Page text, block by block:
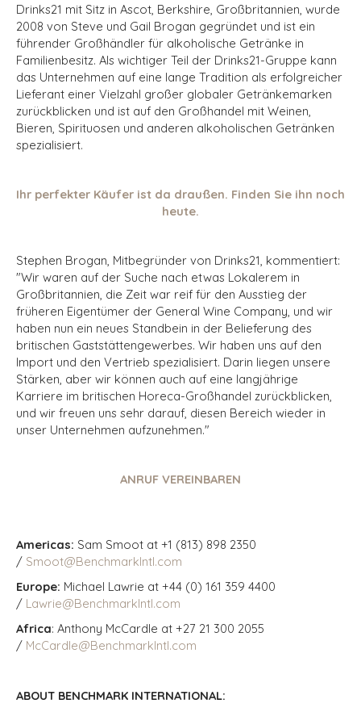
Drinks21 mit Sitz in Ascot, Berkshire, Großbritannien, wurde
2008 von Steve und Gail Brogan gegründet und ist ein
führender Großhändler für alkoholische Getränke in
Familienbesitz. Als wichtiger Teil der Drinks21-Gruppe kann
das Unternehmen auf eine lange Tradition als erfolgreicher
Lieferant einer Vielzahl großer globaler Getränkemarken
zurückblicken und ist auf den Großhandel mit Weinen,
Bieren, Spirituosen und anderen alkoholischen Getränken
spezialisiert.
Ihr perfekter Käufer ist da draußen. Finden Sie ihn noch
heute.
Stephen Brogan, Mitbegründer von Drinks21, kommentiert:
"Wir waren auf der Suche nach etwas Lokalerem in
Großbritannien, die Zeit war reif für den Ausstieg der
früheren Eigentümer der General Wine Company, und wir
haben nun ein neues Standbein in der Belieferung des
britischen Gaststättengewerbes. Wir haben uns auf den
Import und den Vertrieb spezialisiert. Darin liegen unsere
Stärken, aber wir können auch auf eine langjährige
Karriere im britischen Horeca-Großhandel zurückblicken,
und wir freuen uns sehr darauf, diesen Bereich wieder in
unser Unternehmen aufzunehmen."
ANRUF VEREINBAREN
Americas: Sam Smoot at +1 (813) 898 2350
/ Smoot@BenchmarkIntl.com
Europe: Michael Lawrie at +44 (0) 161 359 4400
/ Lawrie@BenchmarkIntl.com
Africa: Anthony McCardle at +27 21 300 2055
/ McCardle@BenchmarkIntl.com
ABOUT BENCHMARK INTERNATIONAL: